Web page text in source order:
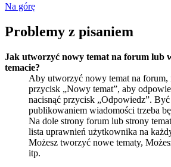
Na górę
Problemy z pisaniem
Jak utworzyć nowy temat na forum lub
temacie?
Aby utworzyć nowy temat na forum,
przycisk „Nowy temat”, aby
nacisnąć przycisk „Odpowiedz”. Być
publikowaniem wiadomości trzeba
Na dole strony forum lub strony
lista uprawnień użytkownika na
Możesz tworzyć nowe tematy,
itp.